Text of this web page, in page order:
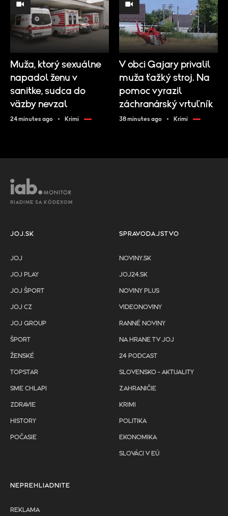
Muža, ktorý sexuálne
napadol ženu v
sanitke, sudca do
väzby nevzal
24 minutes ago Krimi
V obci Gajary privalil
muža ťažký stroj. Na
pomoc vyrazil
záchranárský vrtuľník
38 minutes ago Krimi
RIADIME SA KÓDEXOM
JOJ.SK
JOJ
JOJ PLAY
JOJ ŠPORT
JOJ CZ
JOJ GROUP
ŠPORT
ŽENSKÉ
TOPSTAR
SME CHLAPI
ZDRAVIE
HISTORY
POČASIE
SPRAVODAJSTVO
NOVINY.SK
JOJ24.SK
NOVINY PLUS
VIDEONOVINY
RANNÉ NOVINY
NA HRANE TV JOJ
24 PODCAST
SLOVENSKO - AKTUALITY
ZAHRANIČIE
KRIMI
POLITIKA
EKONOMIKA
SLOVÁCI V EÚ
NEPREHLIADNITE
REKLAMA